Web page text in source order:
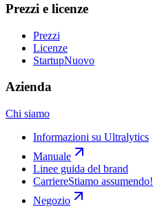
Prezzi e licenze
Prezzi
Licenze
StartupNuovo
Azienda
Chi siamo
Informazioni su Ultralytics
Manuale
Linee guida del brand
CarriereStiamo assumendo!
Negozio